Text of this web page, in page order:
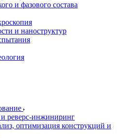
и фазового состава
и наноструктур
реверс-инжиниринг
оптимизация конструкций и